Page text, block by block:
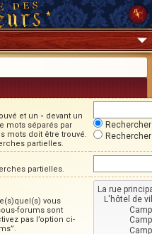
et un - devant un
mots séparés par
mots doit être trouvé.
partielles.
partielles.
vous
forums sont
pas l’option ci-